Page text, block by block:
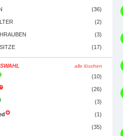
(36)
(2)
(3)
(17)
alle löschen
(10)
(26)
(3)
(1)
(35)